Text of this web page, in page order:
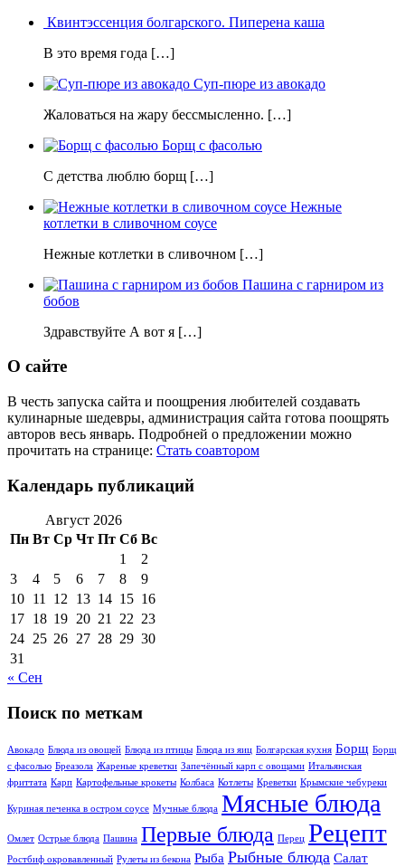
Квинтэссенция болгарского. Пиперена каша
В это время года […]
Суп-пюре из авокадо
Жаловаться на жару бессмысленно. […]
Борщ с фасолью
С детства люблю борщ […]
Нежные
котлетки в сливочном соусе
Нежные котлетки в сливочном […]
Пашина с гарниром из
бобов
Здравствуйте А вот я […]
О сайте
В честь запуска сайта и поощрения любителей создавать
кулинарные шедевры, администрация сайта готова поощрять
авторов весь январь. Подробней о предложении можно
прочитать на странице: Стать соавтором
Календарь публикаций
Август 2026
Пн Вт Ср Чт Пт Сб Вс
1
2
3
4 5 6 7 8
9
10 11 12 13 14 15 16
17 18 19 20 21 22 23
24 25 26 27 28 29 30
31
« Сен
Поиск по меткам
Авокадо Блюда из овощей Блюда из птицы Блюда из яиц Болгарская кухня Борщ Борщ
с фасолью Бреазола Жареные креветки Запечённый карп с овощами Итальянская
фриттата Карп Картофельные крокеты Колбаса Котлеты Креветки Крымские чебуреки
Куриная печенка в остром соусе Мучные блюда Мясные блюда
Омлет Острые блюда Пашина Первые блюда Перец Рецепт
Ростбиф окровавлeнный Рулеты из бекона Рыба Рыбные блюда Салат